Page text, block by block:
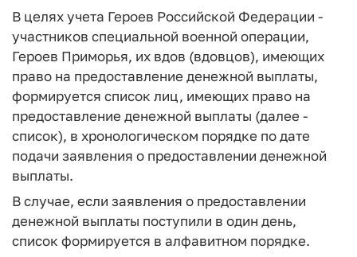
В целях учета Героев Российской Федерации -
участников специальной военной операции,
Героев Приморья, их вдов (вдовцов), имеющих
право на предоставление денежной выплаты,
формируется список лиц, имеющих право на
предоставление денежной выплаты (далее -
список), в хронологическом порядке по дате
подачи заявления о предоставлении денежной
выплаты.
В случае, если заявления о предоставлении
денежной выплаты поступили в один день,
список формируется в алфавитном порядке.